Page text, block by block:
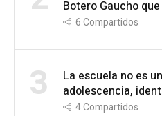
Botero Gaucho
6Compartidos
3
La escuela no es
adolescencia,
4Compartidos